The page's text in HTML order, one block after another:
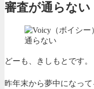
審査が通らない
どーも、きしもとです。
昨年末から夢中になって